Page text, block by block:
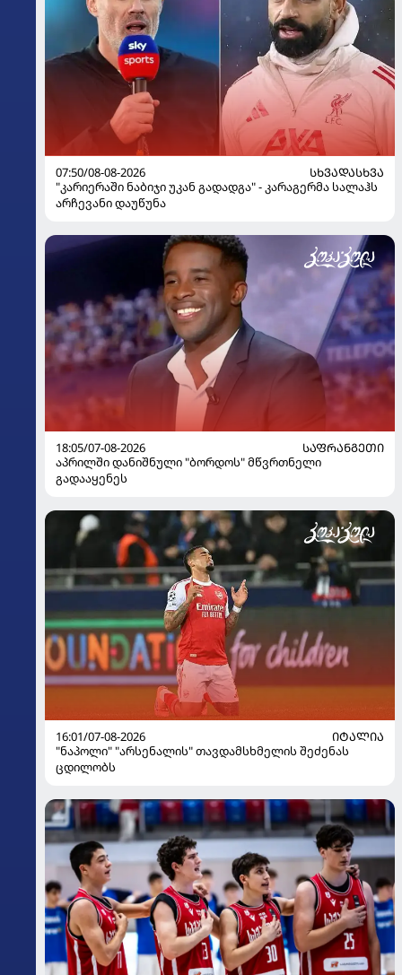
07:50/08-08-2026
ᲡᲮᲕᲐᲓᲐᲡᲮᲕᲐ
"კარიერაში ნაბიჯი უკან გადადგა" - კარაგერმა სალაჰს
არჩევანი დაუწუნა
18:05/07-08-2026
ᲡᲐᲤᲠᲐᲜᲒᲔᲗᲘ
აპრილში დანიშნული "ბორდოს" მწვრთნელი
გადააყენეს
16:01/07-08-2026
ᲘᲢᲐᲚᲘᲐ
"ნაპოლი" "არსენალის" თავდამსხმელის შეძენას
ცდილობს